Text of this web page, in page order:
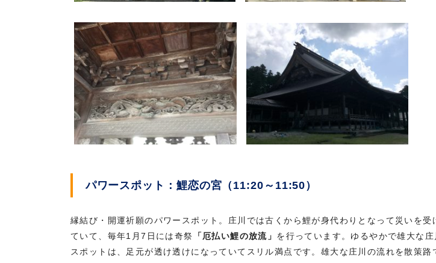
パワースポット：鯉恋の宮（11:20～11:50）
縁結び・開運祈願のパワースポット。庄川では古くから鯉が身代わりとなって災いを受
ていて、毎年1月7日には奇祭
「厄払い鯉の放流」 を行っています。ゆるやかで雄大な
スポットは、足元が透け透けになっていてスリル満点です。雄大な庄川の流れを散策路